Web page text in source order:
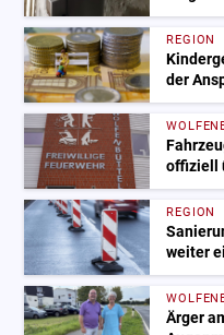
REGION
der
offiziell
REGION
weiter
Ärger